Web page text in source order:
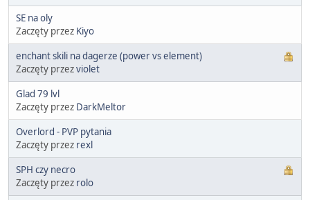
SE na oly
Zaczęty przez Kiyo
enchant skili na dagerze (power vs element)
Zaczęty przezviolet
Glad 79 lvl
Zaczęty przez DarkMeltor
Overlord - PVP pytania
Zaczęty przez rexl
SPH czy necro
Zaczęty przez rolo